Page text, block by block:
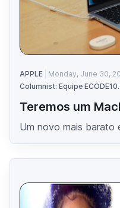
APPLE
Monday, June 30,
Columnist: Equipe
Teremos um
Um novo mais barato